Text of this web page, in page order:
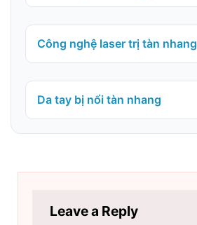
Công nghệ laser trị tàn nhang
Da tay bị nổi tàn nhang
Leave a Reply